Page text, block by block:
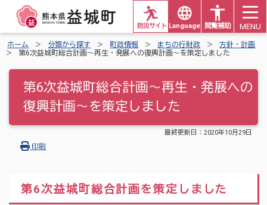
Languages 閲覧補助
防災サイト MENU
ホーム 分類から探す 町政情報 まちの行財政
方針・計画
第6次益城町総合計画～再生・発展への復興計画～を策定しました
第6次益城町総合計画～再生・発展への
復興計画～を策定しました
最終更新日： 2020年10月29日
印刷
第6次益城町総合計画を策定しました